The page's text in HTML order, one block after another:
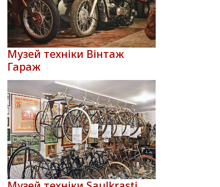
Музей техніки Вінтаж
Гараж